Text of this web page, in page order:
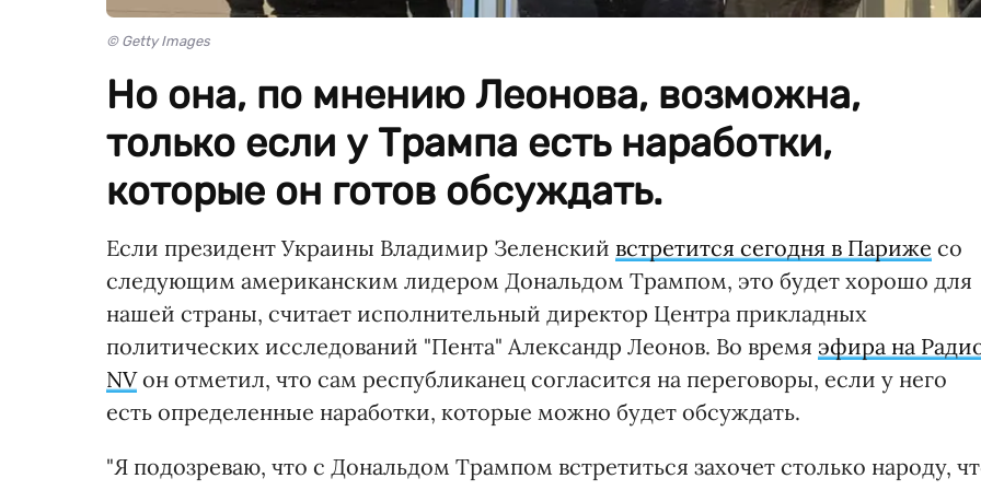
© Getty Images
Но она, по мнению Леонова, возможна,
только если у Трампа есть наработки,
которые он готов обсуждать.
Если президент Украины Владимир Зеленский встретится сегодня в Париже со
следующим американским лидером Дональдом Трампом, это будет хорошо для
нашей страны, считает исполнительный директор Центра прикладных
политических исследований "Пента" Александр Леонов. Во время эфира на
NVон отметил, что сам республиканец согласится на переговоры, если у него
есть определенные наработки, которые можно будет обсуждать.
"Я подозреваю, что с Дональдом Трампом встретиться захочет столько народу,